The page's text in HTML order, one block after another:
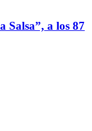
Salsa”, a los 87